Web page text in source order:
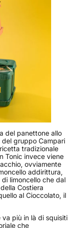
del panettone allo
del gruppo Campari
tradizionale
Tonic invece viene
ovviamente
addirittura,
limoncello che dal
Costiera
al Cioccolato, il
va più in là di squisiti
che